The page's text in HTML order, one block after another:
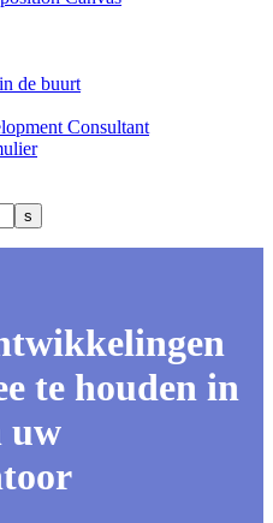
de buurt
Consultant
te houden in
uw